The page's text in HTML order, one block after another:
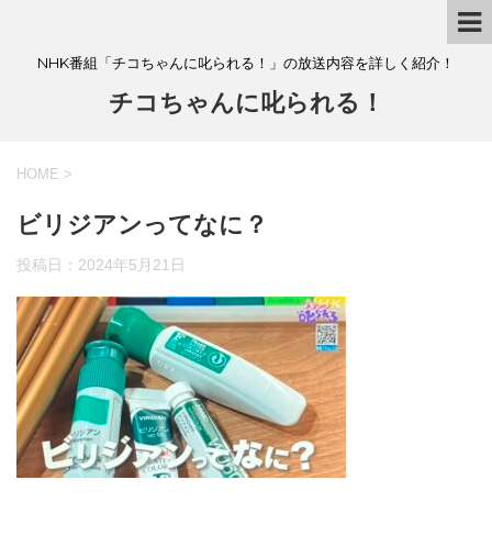
NHK番組「チコちゃんに叱られる！」の放送内容を詳しく紹介！
チコちゃんに叱られる！
HOME >
ビリジアンってなに？
投稿日： 2024年5月21日